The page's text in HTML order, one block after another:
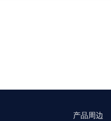
产品周边